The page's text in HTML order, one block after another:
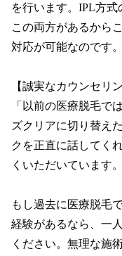
を行います。IPL方式
この両方があるから
対応が可能なのです。
【誠実なカウンセリ
「以前の医療脱毛で
ズクリアに切り替え
クを正直に話してく
くいただいています。
もし過去に医療脱毛
経験があるなら、一
ください。無理な施